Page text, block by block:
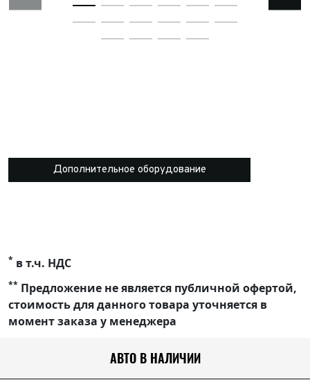
Дополнительное оборудование
* в т.ч. НДС
** Предложение не является публичной офертой,
стоимость для данного товара уточняется в
момент заказа у менеджера
АВТО В НАЛИЧИИ